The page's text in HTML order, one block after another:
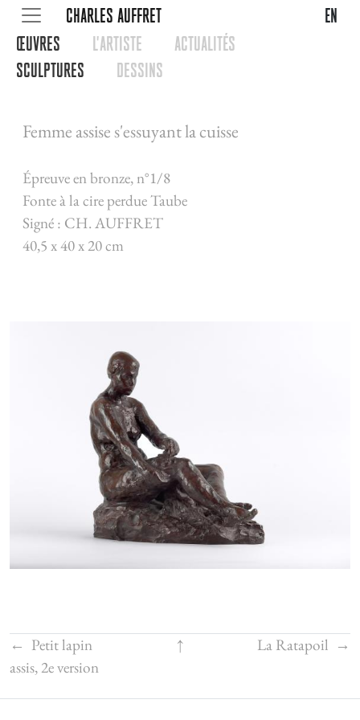
CHARLES AUFFRET
en
œUVRES
L'ARTISTE
ACTUALITéS
SCULPTURES
DESSINS
Femme assise s'essuyant la cuisse
Épreuve en bronze, n°1/8
Fonte à la cire perdue Taube
Signé : CH. AUFFRET
40,5 x 40 x 20 cm
← Petit lapin
assis, 2e version
↑ La Ratapoil →